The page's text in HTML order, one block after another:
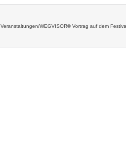
Veranstaltungen/WEGVISOR® Vortrag auf dem Festival